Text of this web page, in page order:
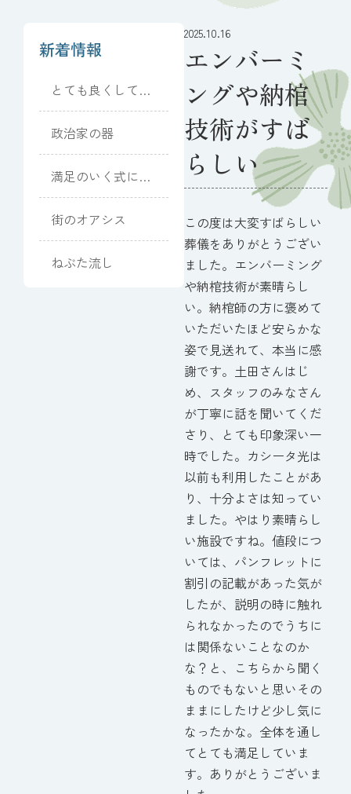
新着情報
とても良くしてい
ただきました
政治家の器
満足のいく式にな
りました
街のオアシス
ねぶた流し
2025.10.16
エンバーミ
ングや納棺
技術がすば
らしい
この度は大変すばらしい
葬儀をありがとうござい
ました。エンバーミング
や納棺技術が素晴らし
い。納棺師の方に褒めて
いただいたほど安らかな
姿で見送れて、本当に感
謝です。土田さんはじ
め、スタッフのみなさん
が丁寧に話を聞いてくだ
さり、とても印象深い一
時でした。カシータ光は
以前も利用したことがあ
り、十分よさは知ってい
ました。やはり素晴らし
い施設ですね。値段につ
いては、パンフレットに
割引の記載があった気が
したが、説明の時に触れ
られなかったのでうちに
は関係ないことなのか
な？と、こちらから聞く
ものでもないと思いその
ままにしたけど少し気に
なったかな。全体を通し
てとても満足していま
す。ありがとうございま